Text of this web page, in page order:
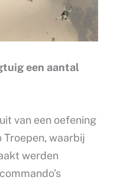
een aantal
van een oefening
Troepen, waarbij
werden